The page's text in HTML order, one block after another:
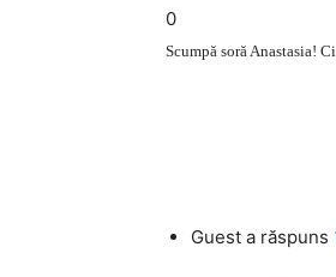
0
Scumpă soră Anastasia!
Guest a răspuns